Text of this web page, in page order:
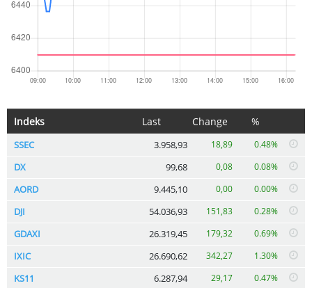
Indeks Last Change %
SSEC 3.958,93 18,89 0.48%
DX 99,68 0,08 0.08%
AORD 9.445,10 0,00 0.00%
DJI 54.036,93 151,83 0.28%
GDAXI 26.319,45 179,32 0.69%
IXIC 26.690,62 342,27 1.30%
KS11 6.287,94 29,17 0.47%